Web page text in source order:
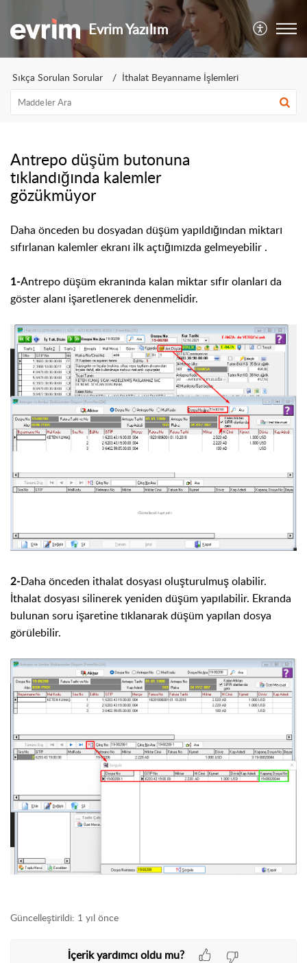
Evrim Yazılım
Sıkça Sorulan Sorular İthalat Beyanname İşlemleri
Antrepo düşüm butonuna
tıklandığında kalemler
gözükmüyor
Daha önceden bu dosyadan düşüm yapıldığından miktarı
sıfırlanan kalemler ekranı ilk açtığımızda gelmeyebilir .
1-Antrepo düşüm ekranında kalan miktar sıfır olanları da
göster alanı işaretlenerek denenmelidir.
2-Daha önceden ithalat dosyası oluşturulmuş olabilir.
İthalat dosyası silinerek yeniden düşüm yapılabilir. Ekranda
bulunan soru işaretine tıklanarak düşüm yapılan dosya
görülebilir.
Güncelleştirildi: 1 yıl önce
İçerik yardımcı oldu mu?